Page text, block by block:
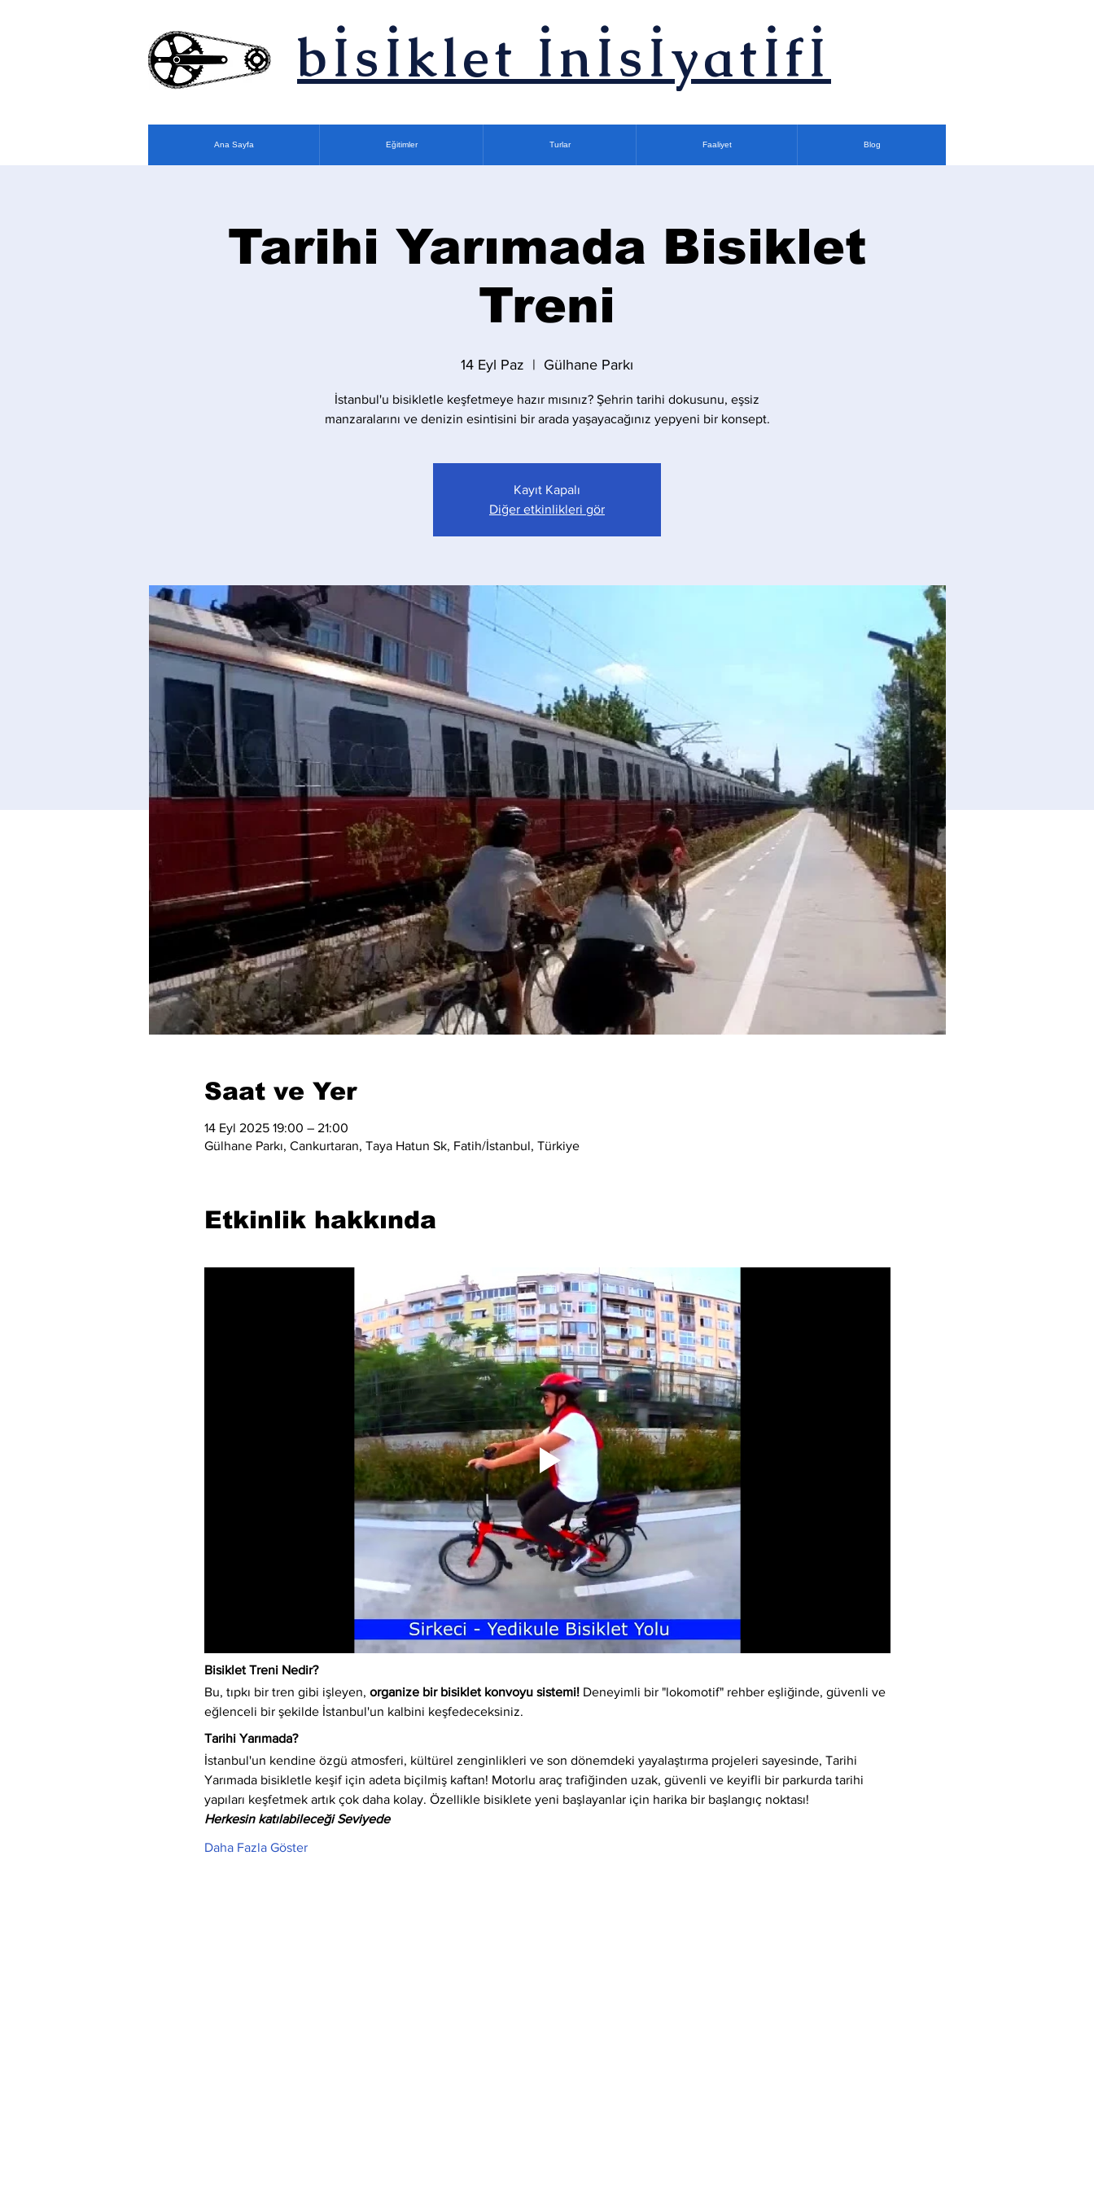
bİsİklet İnİsİyatİfİ
Ana Sayfa Eğitimler Turlar Faaliyet Blog
Tarihi Yarımada Bisiklet
Treni
14 Eyl Paz
  |
Gülhane Parkı
İstanbul'u bisikletle keşfetmeye hazır mısınız? Şehrin tarihi dokusunu, eşsiz
manzaralarını ve denizin esintisini bir arada yaşayacağınız yepyeni bir konsept.
Kayıt Kapalı
Diğer etkinlikleri gör
Saat ve Yer
14 Eyl 2025 19:00 – 21:00
Gülhane Parkı, Cankurtaran, Taya Hatun Sk, Fatih/İstanbul, Türkiye
Etkinlik hakkında
Bisiklet Treni Nedir?
Bu, tıpkı bir tren gibi işleyen, organize bir bisiklet konvoyu sistemi! Deneyimli bir "lokomotif" rehber eşliğinde, güvenli ve
eğlenceli bir şekilde İstanbul'un kalbini keşfedeceksiniz.
Tarihi Yarımada?
İstanbul'un kendine özgü atmosferi, kültürel zenginlikleri ve son dönemdeki yayalaştırma projeleri sayesinde, Tarihi
Yarımada bisikletle keşif için adeta biçilmiş kaftan! Motorlu araç trafiğinden uzak, güvenli ve keyifli bir parkurda tarihi
yapıları keşfetmek artık çok daha kolay. Özellikle bisiklete yeni başlayanlar için harika bir başlangıç noktası!
Herkesin katılabileceği Seviyede
Daha Fazla Göster